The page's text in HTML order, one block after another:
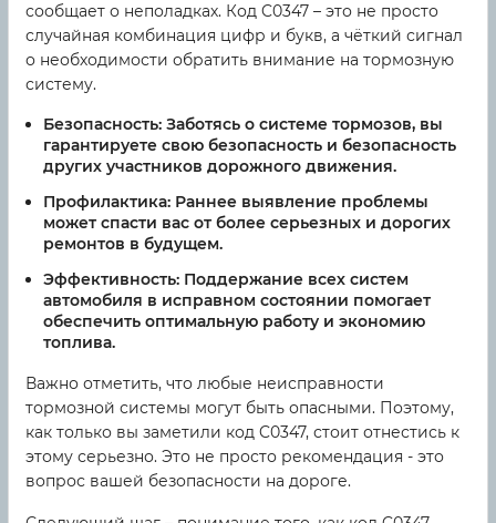
сообщает о неполадках. Код C0347 – это не просто
случайная комбинация цифр и букв, а чёткий сигнал
о необходимости обратить внимание на тормозную
систему.
Безопасность: Заботясь о системе тормозов, вы
гарантируете свою безопасность и безопасность
других участников дорожного движения.
Профилактика: Раннее выявление проблемы
может спасти вас от более серьезных и дорогих
ремонтов в будущем.
Эффективность: Поддержание всех систем
автомобиля в исправном состоянии помогает
обеспечить оптимальную работу и экономию
топлива.
Важно отметить, что любые неисправности
тормозной системы могут быть опасными. Поэтому,
как только вы заметили код C0347, стоит отнестись к
этому серьезно. Это не просто рекомендация - это
вопрос вашей безопасности на дороге.